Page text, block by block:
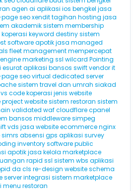
agen ai aplikasi ios bengkel jasa
seoxendittagihan hosting jasa
akademiksistem membership
keyword destinysistem
software apotikjasa managed
fleet managementmempercepat
marketing ssl wilcard Pointing
esurataplikasi bansos swiftvendor it
seovirtual dedicated server
sistem travel dan umrah siakad
vs codekoperasi jenis website
project websitesistem restoran sistem
validated waf cloudflarecpanel
bansos middlewaresimpeg
vds jasa website ecommercenginx
simrs absensi gps aplikasi survey
inventory softwarepublic
apotikjasa kelola marketplace
rapid ssl sistem wbs aplikasi
da cls re-design websiteschema
serverintegrasi sistem marketplace
menu restoran